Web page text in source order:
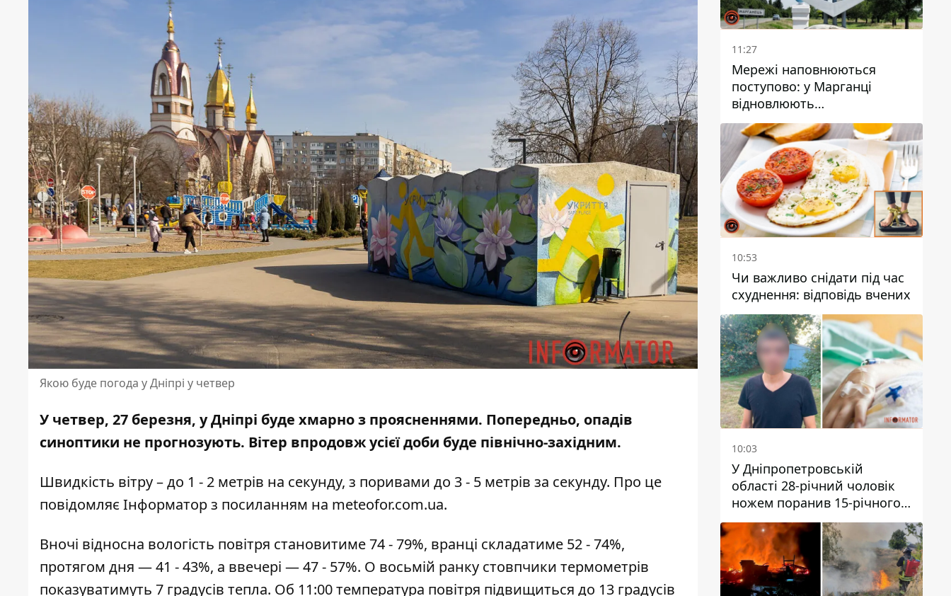
Якою буде погода у Дніпрі у четвер
У четвер, 27 березня, у Дніпрі буде хмарно з проясненнями. Попередньо, опадів
синоптики не прогнозують. Вітер впродовж усієї доби буде північно-західним.
Швидкість вітру – до 1 - 2 метрів на секунду, з поривами до 3 - 5 метрів за секунду. Про це
повідомляє Інформатор з посиланням на meteofor.com.ua.
Вночі відносна вологість повітря становитиме 74 - 79%, вранці складатиме 52 - 74%,
протягом дня — 41 - 43%, а ввечері — 47 - 57%. О восьмій ранку стовпчики термометрів
показуватимуть 7 градусів тепла. Об 11:00 температура повітря підвищиться до 13 градусів
11:27
Мережі наповнюються
поступово: у Марганці
відновлюють
водопостачання
10:53
Чи важливо снідати під час
схуднення: відповідь вчених
10:03
У Дніпропетровській
області 28-річний чоловік
ножем поранив 15-річного
хлопця